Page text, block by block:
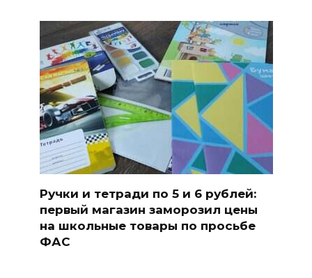
Ручки и тетради по 5 и 6 рублей:
первый магазин заморозил цены
на школьные товары по просьбе
ФАС